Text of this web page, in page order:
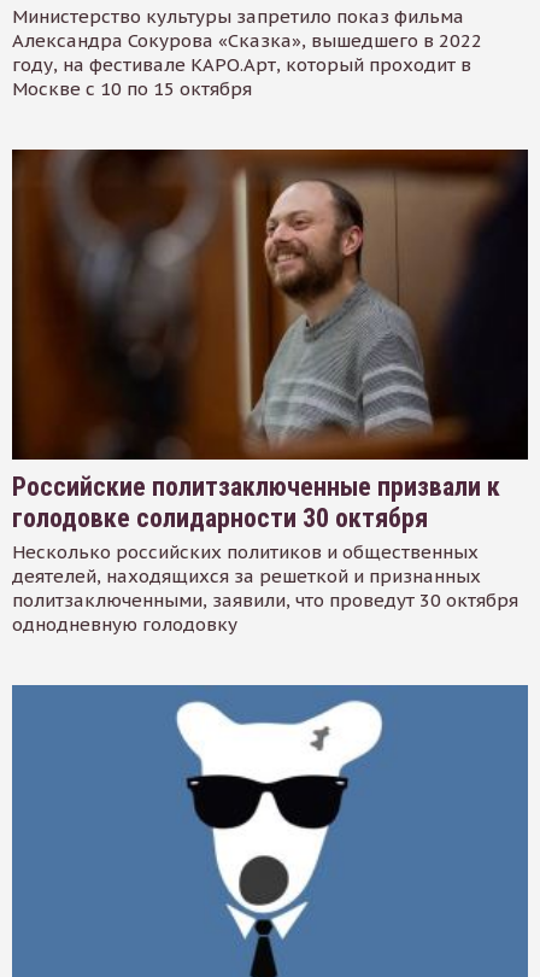
Министерство культуры запретило показ фильма
Александра Сокурова «Сказка», вышедшего в 2022
году, на фестивале КАРО.Арт, который проходит в
Москве с 10 по 15 октября
Российские политзаключенные призвали к
голодовке солидарности 30 октября
Несколько российских политиков и общественных
деятелей, находящихся за решеткой и признанных
политзаключенными, заявили, что проведут 30 октября
однодневную голодовку